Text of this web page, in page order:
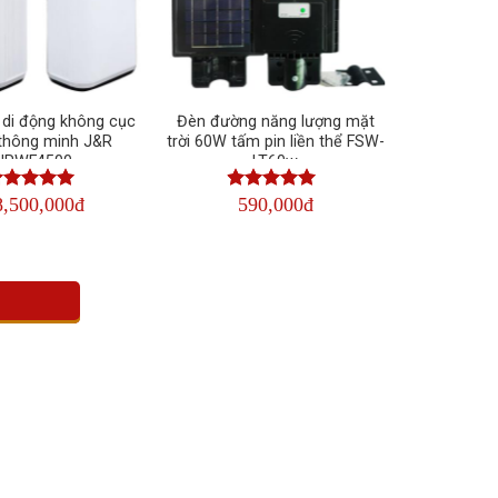
di động không cục
minh J&R
JRWF4500
xếp
Đèn đường năng lượng mặt
trời 60W tấm pin liền thể FSW-
LT60w
Được xếp
590,000đ